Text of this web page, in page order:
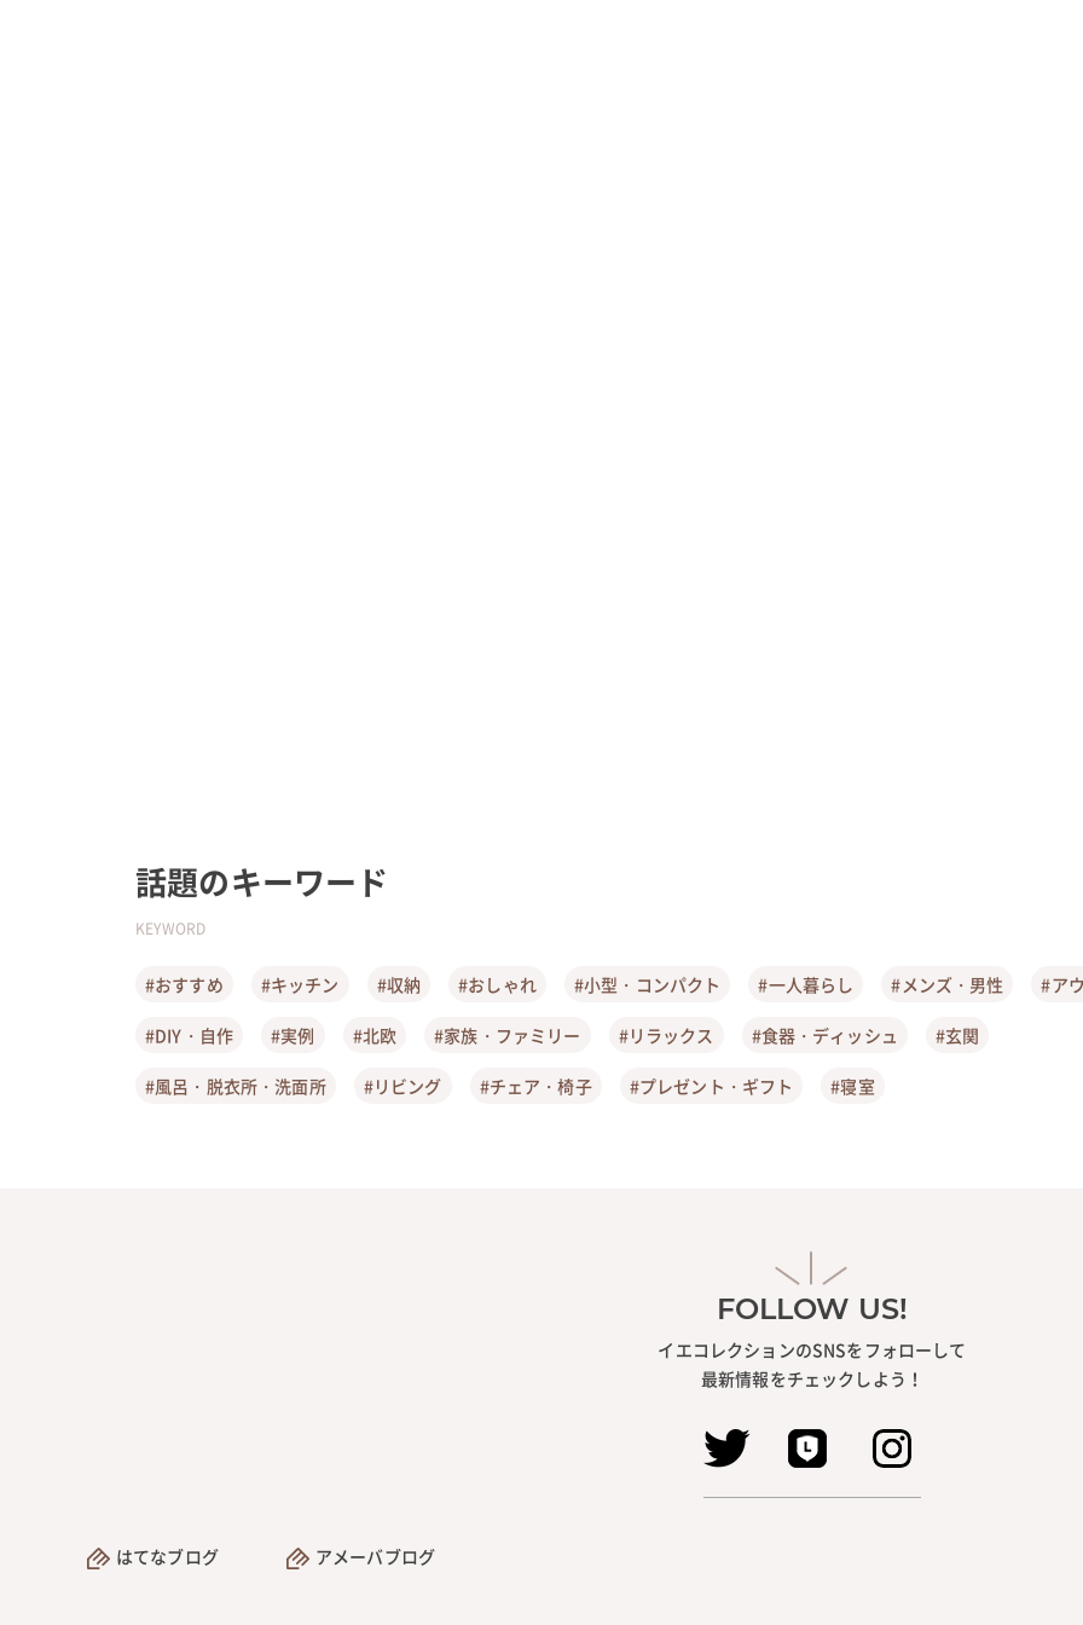
話題のキーワード
KEYWORD
#おすすめ #キッチン #収納 #おしゃれ #小型・コンパクト #一人暮らし #メンズ・男性 #ア
#DIY・自作 #実例 #北欧 #家族・ファミリー #リラックス #食器・ディッシュ #玄関
#風呂・脱衣所・洗面所 #リビング #チェア・椅子 #プレゼント・ギフト #寝室
FOLLOW US!
イエコレクションのSNSをフォローして
最新情報をチェックしよう！
はてなブログ アメーバブログ